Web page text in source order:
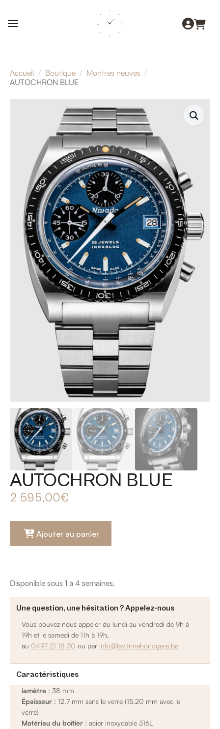
Accueil Boutique
Montres neuves
AUTOCHRON BLUE
AUTOCHRON BLUE
2 595,00€
Ajouter au panier
Disponible sous 1 à 4 semaines.
Une question, une hésitation ? Appelez-nous
Vous pouvez nous appeler du lundi au vendredi de 9h à
19h et le samedi de 11h à 19h,
au 0497 21 18 30 ou par info@lavitrinehorlogere.be
Caractéristiques
iamètre : 38 mm
Épaisseur : 12,7 mm sans le verre (15,20 mm avec le
verre)
Matériau du boîtier : acier inoxydable 316L